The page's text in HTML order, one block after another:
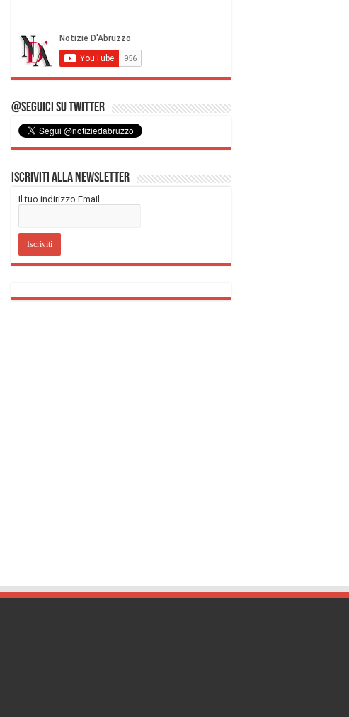
@Seguici su Twitter
Iscriviti alla Newsletter
Il tuo indirizzo Email